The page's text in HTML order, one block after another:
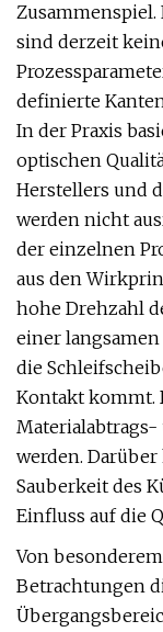
sind derzeit
definierte
In der Praxis
optischen
Herstellers und
werden nicht
der einzelnen
aus den
hohe Drehzahl
einer
die
Kontakt kommt.
Materialabtrags-
werden.
Sauberkeit des
Einfluss auf die
Von
Betrachtungen